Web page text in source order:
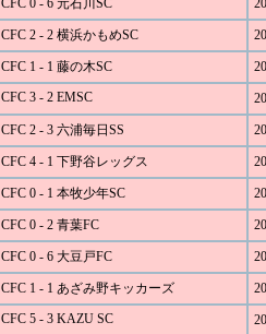
CFC 0 - 6 元石川SC
CFC 2 - 2 横浜かもめSC
CFC 1 - 1 藤の木SC
CFC 3 - 2 EMSC
CFC 2 - 3 六浦毎日SS
CFC 4 - 1 下野谷レッグス
CFC 0 - 1 本牧少年SC
CFC 0 - 2 青葉FC
CFC 0 - 6 大豆戸FC
CFC 1 - 1 あざみ野キッカーズ
CFC 5 - 3 KAZU SC